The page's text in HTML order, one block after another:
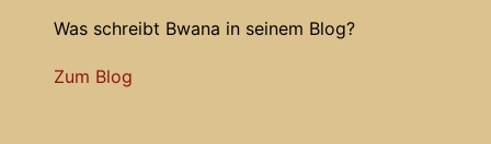
Was schreibt Bwana in seinem Blog?
Zum Blog